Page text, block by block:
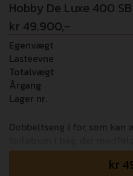
Hobby De Luxe 400 SB
kr 49.900,-
Egenvægt
Lasteevne
Totalvægt
Årgang
Lager nr.
Dobbeltseng i for, som kan
med fiberstel.
kr